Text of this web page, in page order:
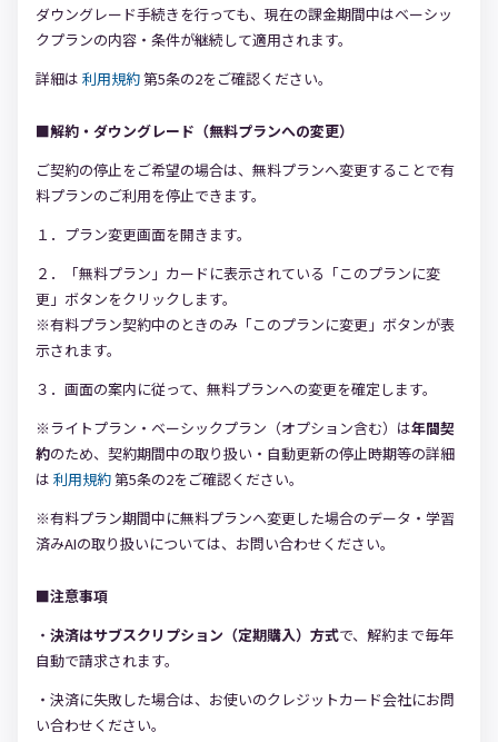
ダウングレード手続きを行っても、現在の課金期間中はベーシッ
クプランの内容・条件が継続して適用されます。
詳細は 利用規約第5条の2をご確認ください。
■解約・ダウングレード（無料プランへの変更）
ご契約の停止をご希望の場合は、無料プランへ変更することで有
料プランのご利用を停止できます。
１．プラン変更画面を開きます。
２．「無料プラン」カードに表示されている「このプランに変
更」ボタンをクリックします。
※有料プラン契約中のときのみ「このプランに変更」ボタンが表
示されます。
３．画面の案内に従って、無料プランへの変更を確定します。
※ライトプラン・ベーシックプラン（オプション含む）は年間契
約のため、契約期間中の取り扱い・自動更新の停止時期等の詳細
は 利用規約第5条の2をご確認ください。
※有料プラン期間中に無料プランへ変更した場合のデータ・学習
済みAIの取り扱いについては、お問い合わせください。
■注意事項
・ 決済はサブスクリプション（定期購入）方式で、解約まで毎年
自動で請求されます。
・決済に失敗した場合は、お使いのクレジットカード会社にお問
い合わせください。